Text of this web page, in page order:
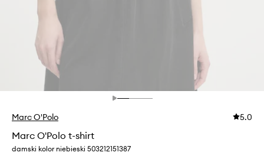
Marc O'Polo 5.0
Marc O'Polo t-shirt
damski kolor niebieski 503212151387